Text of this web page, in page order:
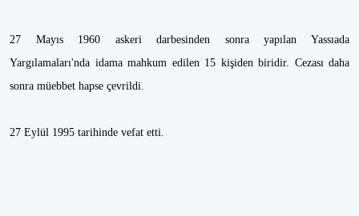
27 Mayıs 1960 askeri darbesinden sonra yapılan Yassıada
Yargılamaları'nda idama mahkum edilen 15 kişiden biridir. Cezası daha
sonra müebbet hapse çevrildi.
27 Eylül 1995 tarihinde vefat etti.